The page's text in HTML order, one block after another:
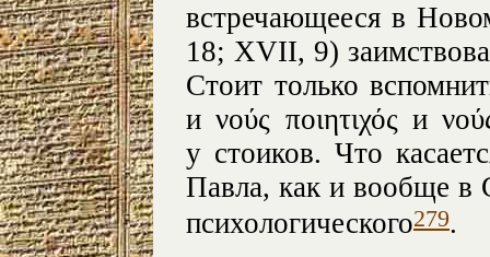
встречающееся в
18; XVII, 9)
Стоит только
и νούς ποιητιχός и
у стоиков. Что
Павла, как и вообще в
психологического279.